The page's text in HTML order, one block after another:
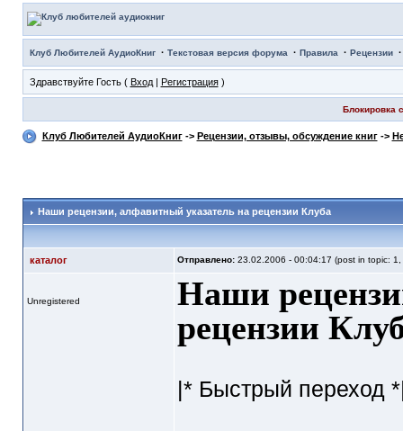
Клуб Любителей АудиоКниг· Текстовая версия форума · Правила · Рецензии
Здравствуйте Гость ( Вход| Регистрация)
Блокировка
Клуб Любителей АудиоКниг-> Рецензии, отзывы, обсуждение книг->
Наши рецензии, алфавитный указатель на рецензии Клуба
каталог Отправлено: 23.02.2006 - 00:04:17 (post in topic: 1,
Unregistered
Наши
рецензии
|* Быстрый переход